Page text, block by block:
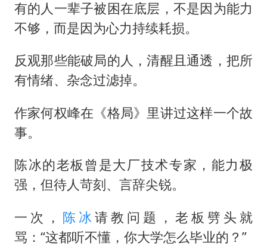
有的人一辈子被困在底层，不是因为能力
不够，而是因为心力持续耗损。
反观那些能破局的人，清醒且通透，把所
有情绪、杂念过滤掉。
作家何权峰在《格局》里讲过这样一个故
事。
陈冰的老板曾是大厂技术专家，能力极
强，但待人苛刻、言辞尖锐。
一次， 陈冰 请教问题，老板劈头就
骂：“这都听不懂，你大学怎么毕业的？”